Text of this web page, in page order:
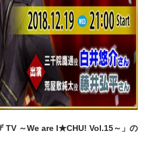
TV ～We are I★CHU! Vol.15～」の